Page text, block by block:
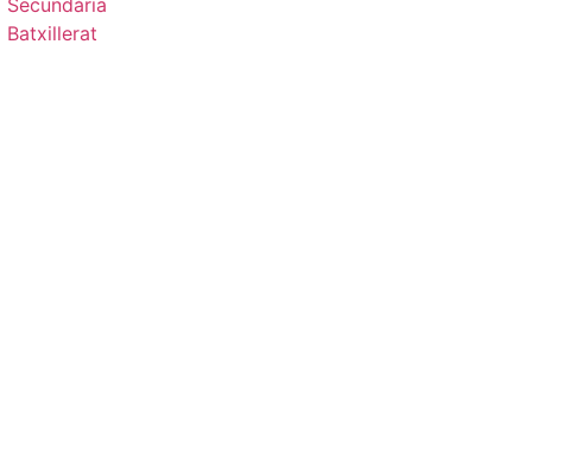
Batxillerat